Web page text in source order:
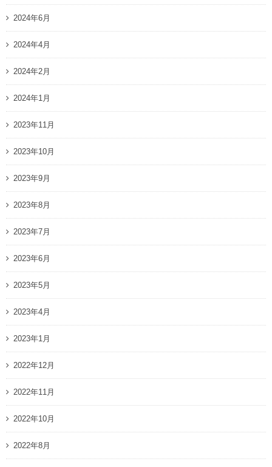
2024年6月
2024年4月
2024年2月
2024年1月
2023年11月
2023年10月
2023年9月
2023年8月
2023年7月
2023年6月
2023年5月
2023年4月
2023年1月
2022年12月
2022年11月
2022年10月
2022年8月